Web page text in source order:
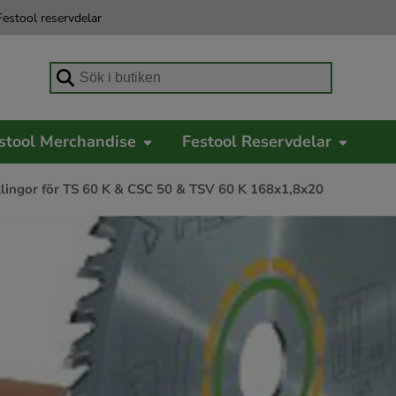
reservdelar
Börja skriva för att söka
Merchandise Festool Reservdelar
för TS 60 K & CSC 50 & TSV 60 K 168x1,8x20